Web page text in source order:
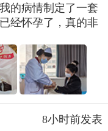
的病情制定了一套
经怀孕了，真的非
8小时前发表